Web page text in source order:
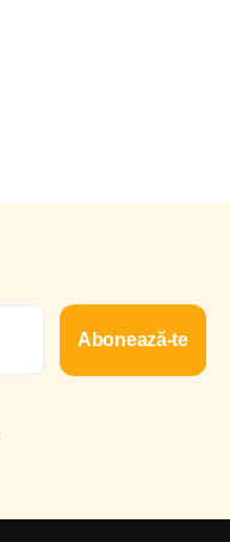
Abonează-te